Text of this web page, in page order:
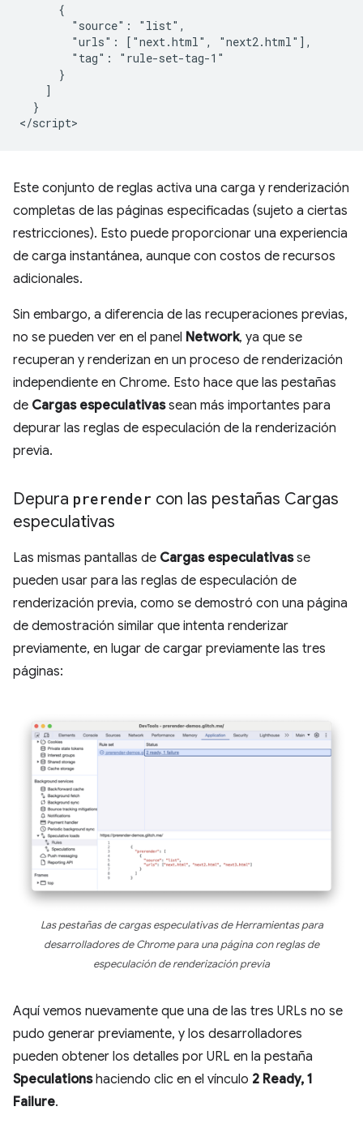
      {
        "source": "list",
        "urls": ["next.html", "next2.html"],
        "tag": "rule-set-tag-1"
      }
    ]
  }
Este conjunto de reglas activa una carga y renderización
completas de las páginas especificadas (sujeto a ciertas
restricciones). Esto puede proporcionar una experiencia
de carga instantánea, aunque con costos de recursos
adicionales.
Sin embargo, a diferencia de las recuperaciones previas,
no se pueden ver en el panel Network, ya que se
recuperan y renderizan en un proceso de renderización
independiente en Chrome. Esto hace que las pestañas
de Cargas especulativassean más importantes para
depurar las reglas de especulación de la renderización
previa.
Depura prerender con las pestañas Cargas
especulativas
Las mismas pantallas de Cargas especulativasse
pueden usar para las reglas de especulación de
renderización previa, como se demostró con una página
de demostración similar que intenta renderizar
previamente, en lugar de cargar previamente las tres
páginas:
Las pestañas de cargas especulativas de Herramientas para
desarrolladores de Chrome para una página con reglas de
especulación de renderización previa
Aquí vemos nuevamente que una de las tres URLs no se
pudo generar previamente, y los desarrolladores
pueden obtener los detalles por URL en la pestaña
Speculationshaciendo clic en el vínculo 2 Ready, 1
Failure.